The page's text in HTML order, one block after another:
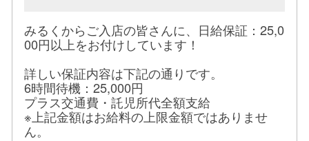
みるくからご入店の皆さんに、日給保証：25,0
00円以上をお付けしています！
詳しい保証内容は下記の通りです。
6時間待機：25,000円
プラス交通費・託児所代全額支給
※上記金額はお給料の上限金額ではありませ
ん。